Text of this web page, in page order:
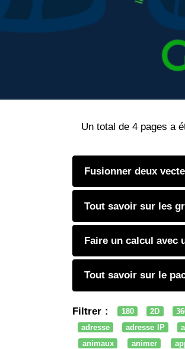
Un total de 4 pages a
Fusionner deux
Tout savoir sur les
Faire un calcul avec
Tout savoir sur le
Filtrer : 180 2D
adresse
adresse IP
animaux
animer